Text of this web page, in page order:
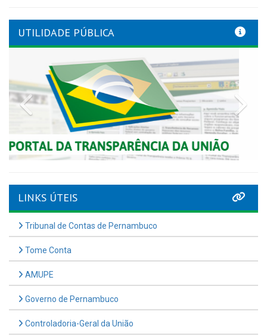
UTILIDADE PÚBLICA
Previous
LINKS ÚTEIS
Tribunal de Contas de Pernambuco
Tome Conta
AMUPE
Governo de Pernambuco
Controladoria-Geral da União